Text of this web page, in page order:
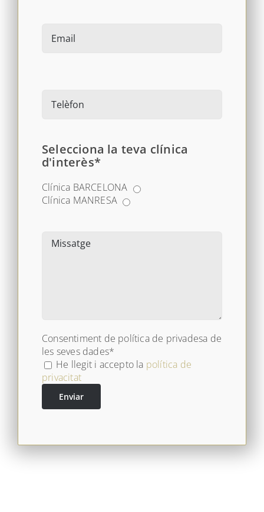
Selecciona la teva clínica
d'interès*
Clínica BARCELONA
Clínica MANRESA
Consentiment de política de privadesa de
les seves dades*
He llegit i accepto la política de
privacitat